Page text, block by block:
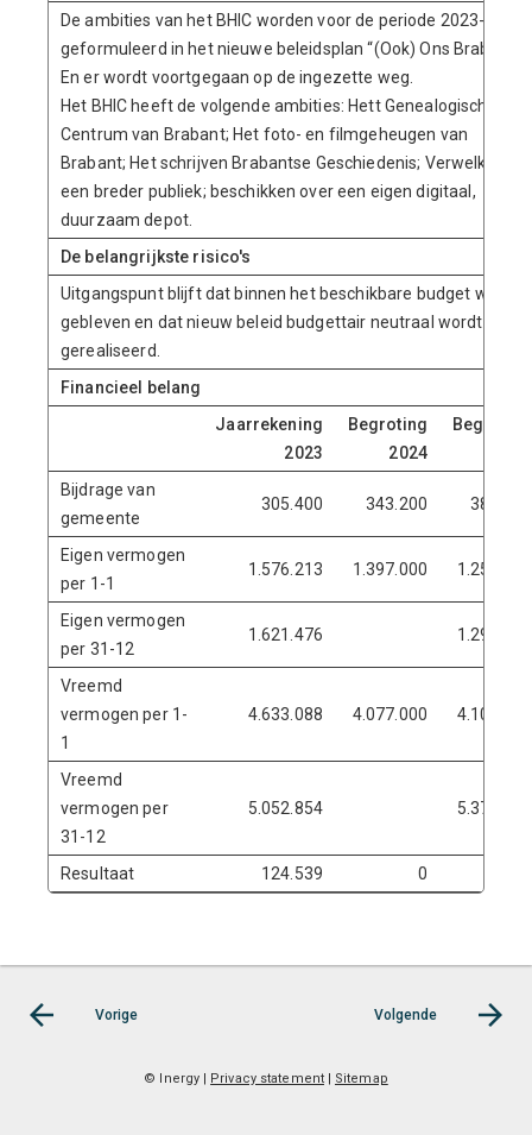
De ambities van het BHIC worden voor de periode 2023-2026
geformuleerd in het nieuwe beleidsplan “(Ook) Ons Brabant”.
En er wordt voortgegaan op de ingezette weg.
Het BHIC heeft de volgende ambities: Hett Genealogisch
Centrum van Brabant; Het foto- en filmgeheugen van
Brabant; Het schrijven Brabantse Geschiedenis; Verwelkomen
een breder publiek; beschikken over een eigen digitaal,
duurzaam depot.
De belangrijkste risico's
Uitgangspunt blijft dat binnen het beschikbare budget wordt
gebleven en dat nieuw beleid budgettair neutraal wordt
gerealiseerd.
Financieel belang
Jaarrekening
2023
Begroting
2024
Begroting
Bijdrage van
gemeente
305.400 343.200 389.600
Eigen vermogen
per 1-1
1.576.213 1.397.000 1.253.000
Eigen vermogen
per 31-12
1.621.476 1.299.000
Vreemd
vermogen per 1-
1
4.633.088 4.077.000 4.107.000
Vreemd
vermogen per
31-12
5.052.854 5.374.000
Resultaat 124.539 0
Vorige Volgende
© Inergy | Privacy statement| Sitemap